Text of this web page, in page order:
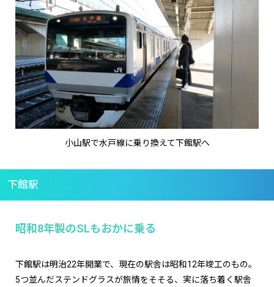
小山駅で水戸線に乗り換えて下館駅へ
下館駅
昭和8年製のSLもおかに乗る
下館駅は明治22年開業で、現在の駅舎は昭和12年竣工のもの。
5つ並んだステンドグラスが旅情をそそる、実に落ち着く駅舎